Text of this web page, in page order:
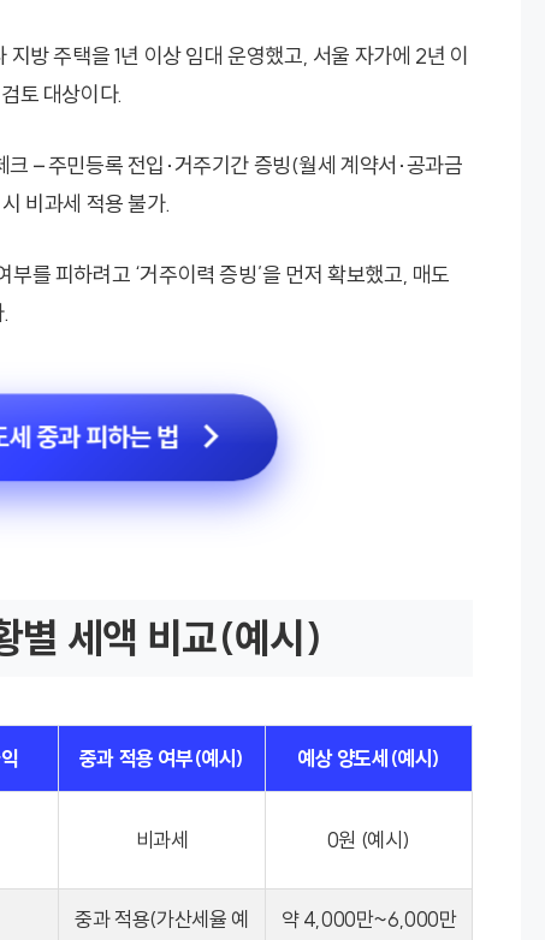
방 주택을 1년 이상 임대 운영했고, 서울 자가에 2년 이
토 대상이다.
– 주민등록 전입·거주기간 증빙(월세 계약서·공과금
비과세 적용 불가.
를 피하려고 ‘거주이력 증빙’을 먼저 확보했고, 매도
세 중과 피하는 법
별 세액 비교(예시)
중과 적용 여부(예시) 예상 양도세(예시)
비과세 0원 (예시)
중과 적용(가산세율 예
약 4,000만~6,000만